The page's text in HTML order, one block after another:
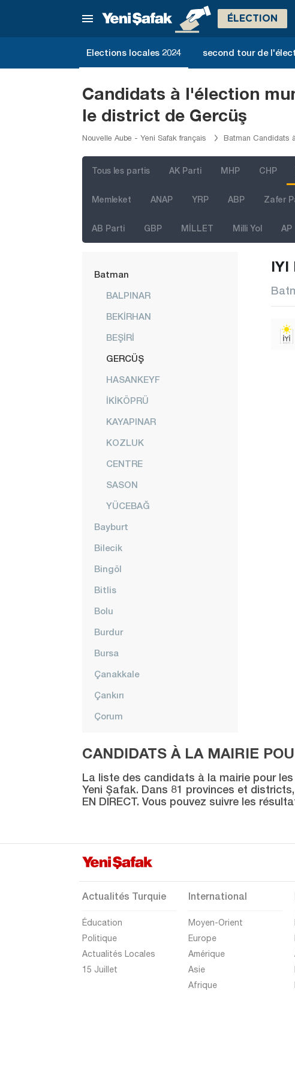
ÉLECTION
Elections locales 2024 second tour de
Candidats à l'élection
le district de Gercüş
Nouvelle Aube - Yeni Safak français Batman Candidats
Tous les partis AK Parti MHP CHP
Memleket ANAP YRP ABP Zafer
AB Parti GBP MİLLET Milli Yol AP
Adana
Ardahan
Balıkesir
Batman
BALPINAR
BEKİRHAN
BEŞİRİ
GERCÜŞ
HASANKEYF
İKİKÖPRÜ
KAYAPINAR
KOZLUK
CENTRE
SASON
YÜCEBAĞ
Bayburt
Bilecik
Bingöl
Bitlis
Bolu
Burdur
Bursa
Çanakkale
Çankırı
Çorum
Diyarbakır
Düzce
Edirne
Erzincan
Erzurum
Eskişehir
Giresun
Hakkari
IYI
CANDIDATS À LA MAIRIE
La liste des candidats à la mairie pour
Yeni Şafak. Dans 81 provinces et
EN DIRECT. Vous pouvez suivre les
Actualités Turquie
Éducation
Politique
Actualités Locales
15 Juillet
International
Moyen-Orient
Europe
Amérique
Asie
Afrique